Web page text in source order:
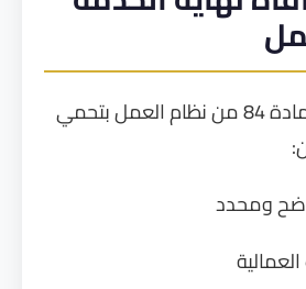
ومن زاوية تانية، المادة 84 من نظام العمل بتحمي
ومحدد